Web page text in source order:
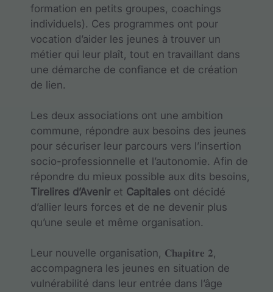
formation en petits groupes, coachings
individuels). Ces programmes ont pour
vocation d’aider les jeunes à trouver un
métier qui leur plaît, tout en travaillant dans
une démarche de confiance et de création
de lien.
Les deux associations ont une ambition
commune, répondre aux besoins des jeunes
pour sécuriser leur parcours vers l’insertion
socio-professionnelle et l’autonomie. Afin de
répondre du mieux possible aux dits besoins,
Tirelires d’Aveniret Capitales ont décidé
d’allier leurs forces et de ne devenir plus
qu’une seule et même organisation.
Leur nouvelle organisation, 𝐂𝐡𝐚𝐩𝐢𝐭𝐫𝐞 𝟐,
accompagnera les jeunes en situation de
vulnérabilité dans leur entrée dans l’âge